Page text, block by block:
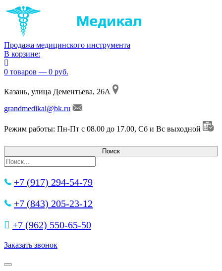
Продажа медицинского инструмента
В корзине:
0 товаров — 0 руб.
Казань, улица Дементьева, 26А
grandmedikal@bk.ru
Режим работы: Пн-Пт с 08.00 до 17.00, Сб и Вс выходной
+7 (917) 294-54-79
+7 (843) 205-23-12
+7 (962) 550‑65‑50‬
Заказать звонок
Toggle navigation